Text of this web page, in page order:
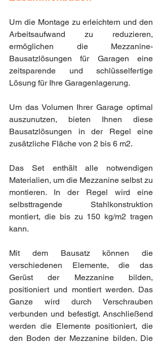
Um die Montage zu erleichtern und den
Arbeitsaufwand zu reduzieren,
ermöglichen die Mezzanine-
Bausatzlösungen für Garagen eine
zeitsparende und schlüsselfertige
Lösung für Ihre Garagenlagerung.
Um das Volumen Ihrer Garage optimal
auszunutzen, bieten Ihnen diese
Bausatzlösungen in der Regel eine
zusätzliche Fläche von 2 bis 6 m2.
Das Set enthält alle notwendigen
Materialien, um die Mezzanine selbst zu
montieren. In der Regel wird eine
selbsttragende Stahlkonstruktion
montiert, die bis zu 150 kg/m2 tragen
kann.
Mit dem Bausatz können die
verschiedenen Elemente, die das
Gerüst der Mezzanine bilden,
positioniert und montiert werden. Das
Ganze wird durch Verschrauben
verbunden und befestigt. Anschließend
werden die Elemente positioniert, die
den Boden der Mezzanine bilden. Die